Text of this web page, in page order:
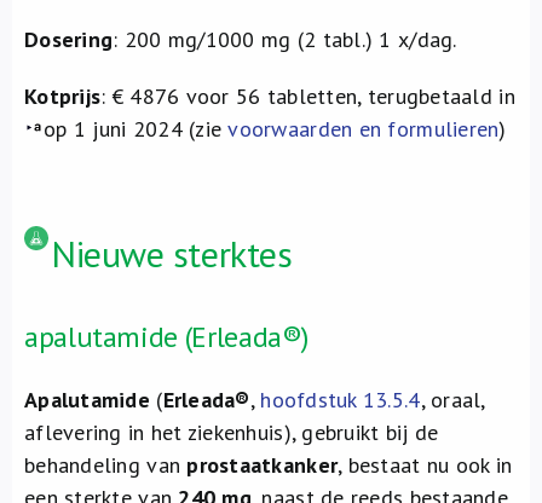
Dosering: 200 mg/1000 mg (2 tabl.) 1 x/dag.
Kotprijs: € 4876 voor 56 tabletten, terugbetaald in
op 1 juni 2024 (zievoorwaarden en formulieren)
Nieuwe sterktes
apalutamide (Erleada®)
Apalutamide (Erleada®, hoofdstuk 13.5.4, oraal,
aflevering in het ziekenhuis), gebruikt bij de
behandeling van prostaatkanker, bestaat nu ook in